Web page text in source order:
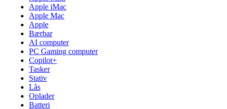
Apple iMac
Apple Mac
Apple
Bærbar
AI computer
PC Gaming computer
Copilot+
Tasker
Stativ
Lås
Oplader
Batteri